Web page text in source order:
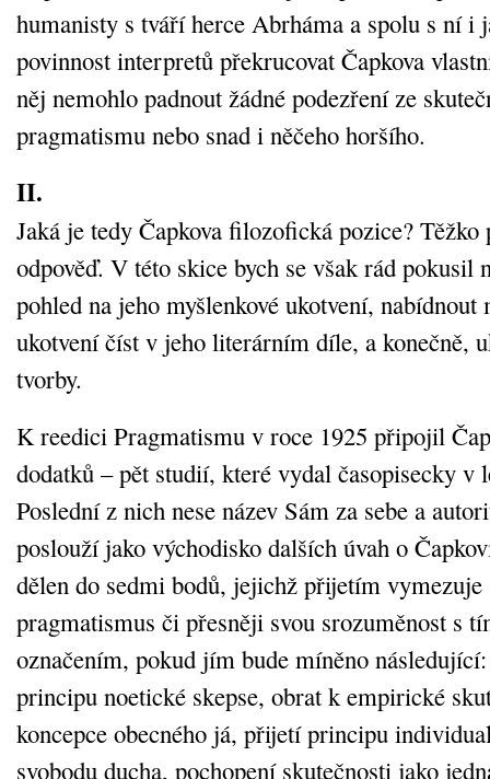
humanisty s tváří herce Abrháma a spolu s ní i
povinnost interpretů překrucovat Čapkova
něj nemohlo padnout žádné podezření ze
pragmatismu nebo snad i něčeho horšího.
II.
Jaká je tedy Čapkova filozofická pozice?
odpověď. V této skice bych se však rád pokusil
pohled na jeho myšlenkové ukotvení,
ukotvení číst v jeho literárním díle, a konečně,
tvorby.
K reedici Pragmatismu v roce 1925 připojil
dodatků – pět studií, které vydal časopisecky v
Poslední z nich nese název Sám za sebe a
poslouží jako východisko dalších úvah o
dělen do sedmi bodů, jejichž přijetím vymezuje
pragmatismus či přesněji svou srozuměnost s
označením, pokud jím bude míněno
principu noetické skepse, obrat k empirické
koncepce obecného já, přijetí principu
svobodu ducha, pochopení skutečnosti jako